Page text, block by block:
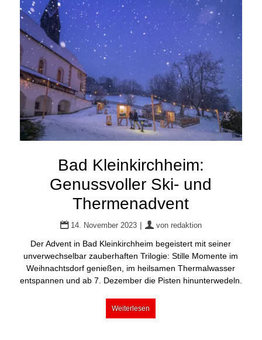
Bad Kleinkirchheim:
Genussvoller Ski- und
Thermenadvent
14. November 2023 | von redaktion
Der Advent in Bad Kleinkirchheim begeistert mit seiner
unverwechselbar zauberhaften Trilogie: Stille Momente im
Weihnachtsdorf genießen, im heilsamen Thermalwasser
entspannen und ab 7. Dezember die Pisten hinunterwedeln.
Weiterlesen